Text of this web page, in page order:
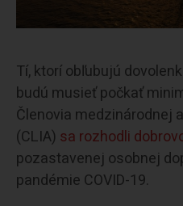
Tí, ktorí obľubujú
budú musieť počkať
Členovia medzinárodnej
(CLIA) sa rozhodli
pozastavenej osobnej
pandémie COVID-19.